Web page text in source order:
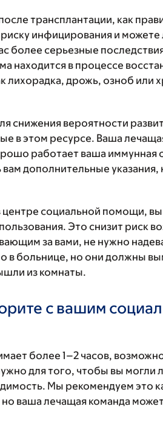
трансплантации, как
инфицирования и можете
более серьезные
находится в процессе
лихорадка, дрожь, озноб или
снижения вероятности
в этом ресурсе. Ваша
работает ваша иммунная
вам дополнительные
центре социальной помощи,
Это снизит риск
за вами, не нужно
в больнице, но они должны
из комнаты.
с вашим
более 1–2 часов,
для того, чтобы вы могли
Мы рекомендуем это
ваша лечащая команда